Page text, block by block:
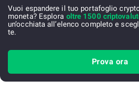
Vuoi espandere il tuo portafoglio
moneta? Esplora oltre 1500
un’occhiata all’elenco completo e
te.
Prova ora